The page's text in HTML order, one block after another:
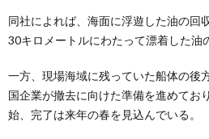
同社によれば、海面に浮遊した油の回
30キロメートルにわたって漂着した油
一方、現場海域に残っていた船体の後
国企業が撤去に向けた準備を進めてお
始、完了は来年の春を見込んでいる。